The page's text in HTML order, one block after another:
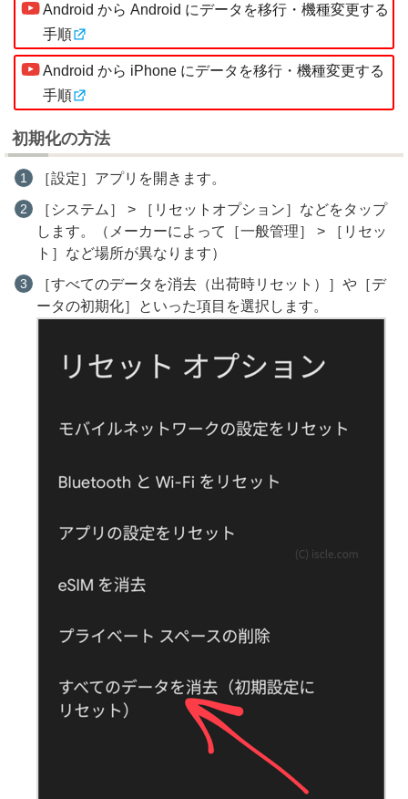
Android から Android にデータを移行・機種変更する
手順
Android から iPhone にデータを移行・機種変更する
手順
初期化の方法
［設定］アプリを開きます。
［システム］ > ［リセットオプション］などをタップ
します。（メーカーによって［一般管理］ > ［リセッ
ト］など場所が異なります）
［すべてのデータを消去（出荷時リセット）］や［デ
ータの初期化］といった項目を選択します。